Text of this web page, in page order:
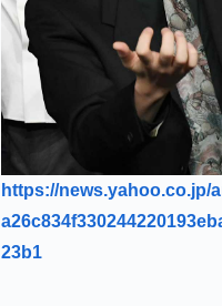
https://news.yahoo.co.jp/
23b1